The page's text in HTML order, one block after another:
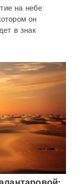
на небе:
он
в знак